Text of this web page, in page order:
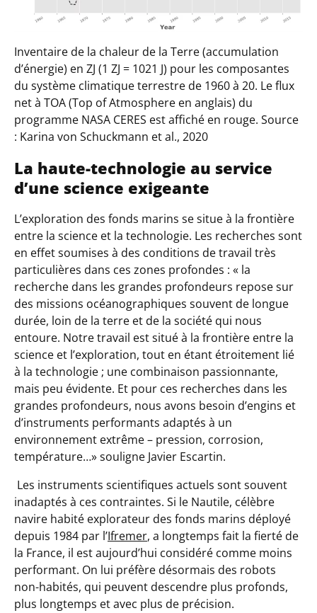
Inventaire de la chaleur de la Terre (accumulation
d’énergie) en ZJ (1 ZJ = 1021 J) pour les composantes
du système climatique terrestre de 1960 à 20. Le flux
net à TOA (Top of Atmosphere en anglais) du
programme NASA CERES est affiché en rouge. Source
: Karina von Schuckmann et al., 2020
La haute-technologie au service
d’une science exigeante
L’exploration des fonds marins se situe à la frontière
entre la science et la technologie. Les recherches sont
en effet soumises à des conditions de travail très
particulières dans ces zones profondes : « la
recherche dans les grandes profondeurs repose sur
des missions océanographiques souvent de longue
durée, loin de la terre et de la société qui nous
entoure. Notre travail est situé à la frontière entre la
science et l’exploration, tout en étant étroitement lié
à la technologie ; une combinaison passionnante,
mais peu évidente. Et pour ces recherches dans les
grandes profondeurs, nous avons besoin d’engins et
d’instruments performants adaptés à un
environnement extrême – pression, corrosion,
température…»souligne Javier Escartin.
Les instruments scientifiques actuels sont souvent
inadaptés à ces contraintes. Si le Nautile, célèbre
navire habité explorateur des fonds marins déployé
depuis 1984 par l’Ifremer, a longtemps fait la fierté de
la France, il est aujourd’hui considéré comme moins
performant. On lui préfère désormais des robots
non-habités, qui peuvent descendre plus profonds,
plus longtemps et avec plus de précision.